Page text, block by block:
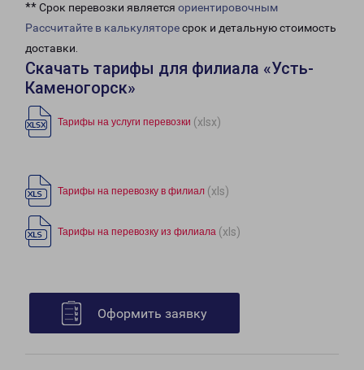
** Срок перевозки является ориентировочным
Рассчитайте в калькуляторесрок и детальную стоимость
доставки.
Скачать тарифы для филиала «Усть-
Каменогорск»
Тарифы на услуги перевозки (xlsx)
Тарифы на перевозку в филиал (xls)
Тарифы на перевозку из филиала (xls)
Оформить заявку